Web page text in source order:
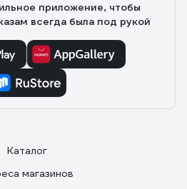
приложение, чтобы
всегда была под рукой
Каталог
магазинов